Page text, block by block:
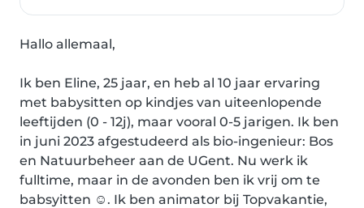
Hallo allemaal,
Ik ben Eline, 25 jaar, en heb al 10 jaar ervaring
met babysitten op kindjes van uiteenlopende
leeftijden (0 - 12j), maar vooral 0-5 jarigen. Ik ben
in juni 2023 afgestudeerd als bio-ingenieur: Bos
en Natuurbeheer aan de UGent. Nu werk ik
fulltime, maar in de avonden ben ik vrij om te
babsyitten ☺️. Ik ben animator bij Topvakantie,